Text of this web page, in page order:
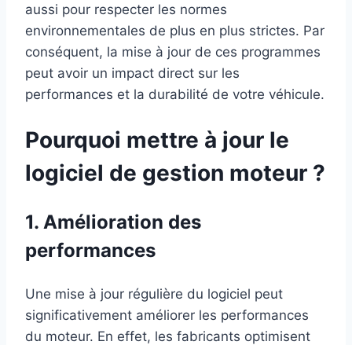
aussi pour respecter les normes
environnementales de plus en plus strictes. Par
conséquent, la mise à jour de ces programmes
peut avoir un impact direct sur les
performances et la durabilité de votre véhicule.
Pourquoi mettre à jour le
logiciel de gestion moteur ?
1. Amélioration des
performances
Une mise à jour régulière du logiciel peut
significativement améliorer les performances
du moteur. En effet, les fabricants optimisent